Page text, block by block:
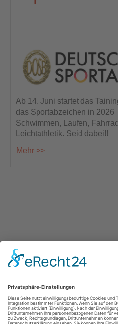
Ab 14. Juni startet das
das Sportabzeichen in 2026
Schwimmen, Laufen,
Leichtathletik. Seid dabei!!
Mehr >>
Turnverein Germania
Otto-Escher-Str. 3
37197 Hattorf am Harz
office@tvg-hattorf.de